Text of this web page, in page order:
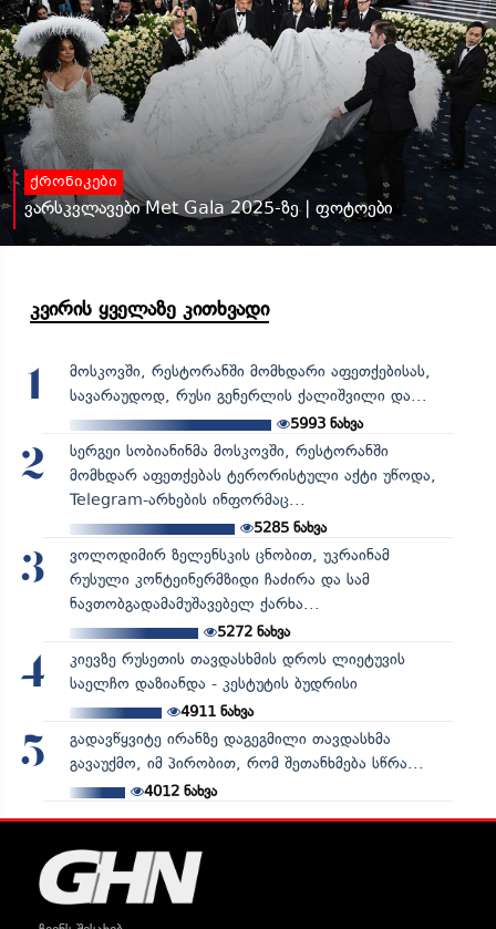
ქრონიკები
ვარსკვლავები Met Gala 2025-ზე | ფოტოები
კვირის ყველაზე კითხვადი
1
მოსკოვში, რესტორანში მომხდარი აფეთქებისას,
სავარაუდოდ, რუსი გენერლის ქალიშვილი და...
5993 ნახვა
2
სერგეი სობიანინმა მოსკოვში, რესტორანში
მომხდარ აფეთქებას ტერორისტული აქტი უწოდა,
Telegram-არხების ინფორმაც...
5285ნახვა
3
ვოლოდიმირ ზელენსკის ცნობით, უკრაინამ
რუსული კონტეინერმზიდი ჩაძირა და სამ
ნავთობგადამამუშავებელ ქარხა...
5272ნახვა
4
კიევზე რუსეთის თავდასხმის დროს ლიეტუვის
საელჩო დაზიანდა - კესტუტის ბუდრისი
4911ნახვა
5
გადავწყვიტე ირანზე დაგეგმილი თავდასხმა
გავაუქმო, იმ პირობით, რომ შეთანხმება სწრა...
4012ნახვა